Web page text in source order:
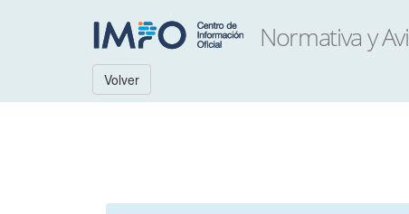
Volver